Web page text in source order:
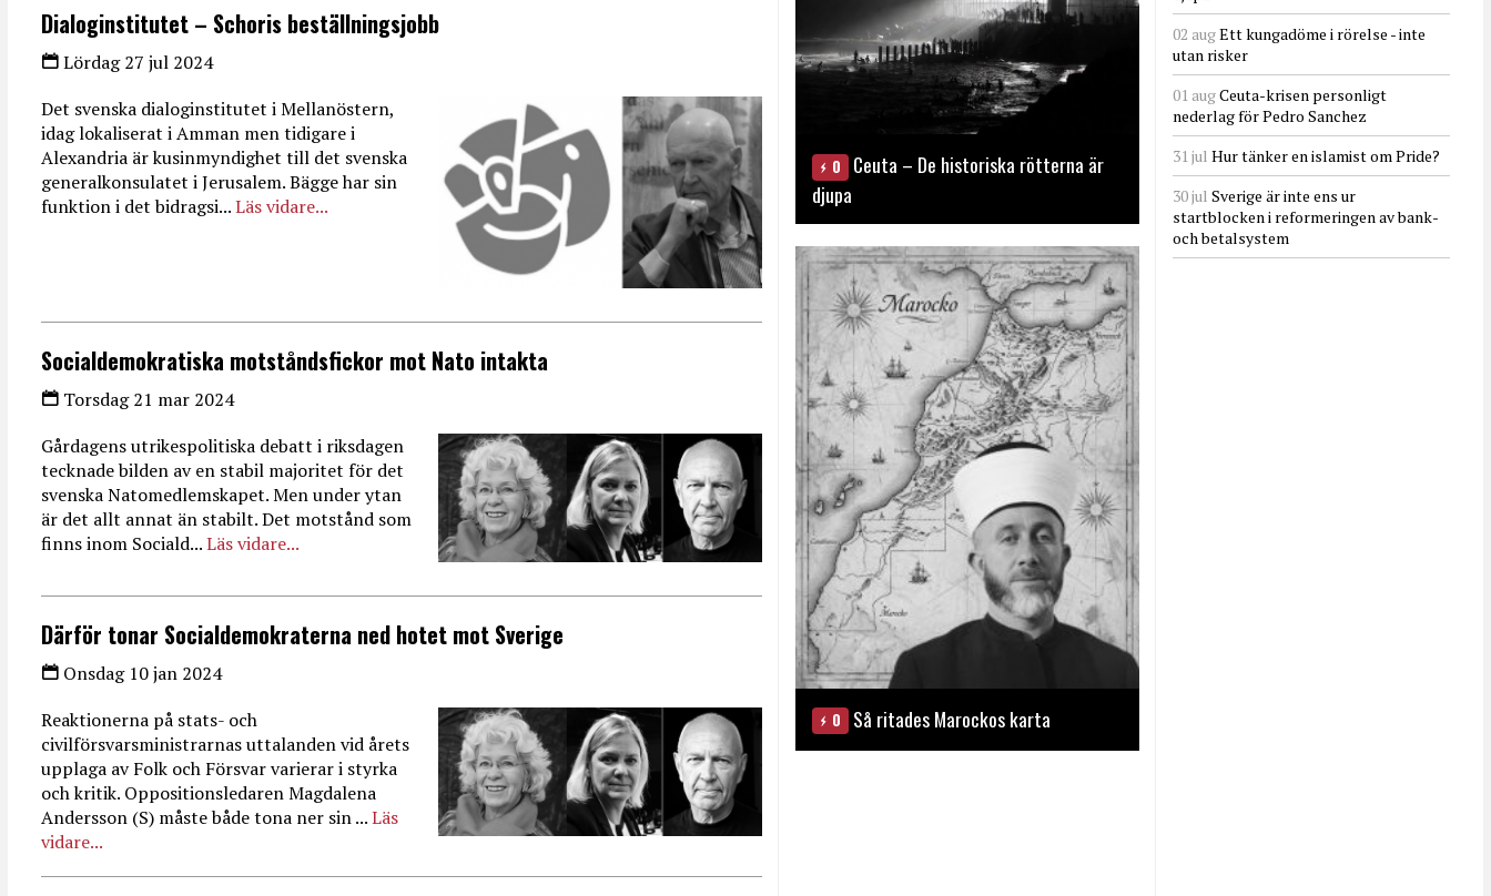
Dialoginstitutet – Schoris beställningsjobb
Lördag 27 jul 2024
Det svenska dialoginstitutet i Mellanöstern,
idag lokaliserat i Amman men tidigare i
Alexandria är kusinmyndighet till det svenska
generalkonsulatet i Jerusalem. Bägge har sin
funktion i det bidragsi...Läs vidare...
Socialdemokratiska motståndsfickor mot Nato intakta
Torsdag 21 mar 2024
Gårdagens utrikespolitiska debatt i riksdagen
tecknade bilden av en stabil majoritet för det
svenska Natomedlemskapet. Men under ytan
är det allt annat än stabilt. Det motstånd som
finns inom Sociald...Läs vidare...
Därför tonar Socialdemokraterna ned hotet mot Sverige
Onsdag 10 jan 2024
Reaktionerna på stats- och
civilförsvarsministrarnas uttalanden vid årets
upplaga av Folk och Försvar varierar i styrka
och kritik. Oppositionsledaren Magdalena
Andersson (S) måste både tona ner sin ...Läs
vidare...
0
Ceuta – De historiska rötterna är
djupa
0 Så ritades Marockos karta
02 augEtt kungadöme i rörelse - inte
utan risker
01 augCeuta-krisen personligt
nederlag för Pedro Sanchez
31 jul Hur tänker en islamist om Pride?
30 jul Sverige är inte ens ur
startblocken i reformeringen av bank-
och betalsystem